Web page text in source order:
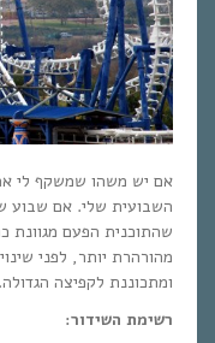
אם יש משהו שמשקף לי
השבועית שלי. אם שבוע
שהתוכנית הפעם מגוונת
מהורהרת יותר, לפני
ומתכוננת לקפיצה הגדולה.
רשימת השידור: